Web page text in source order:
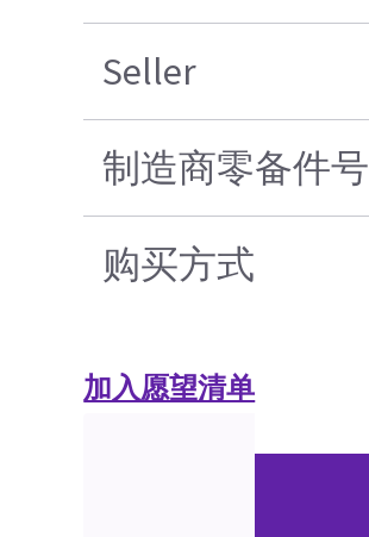
Seller
制造商零备件号
购买方式
加入愿望清单